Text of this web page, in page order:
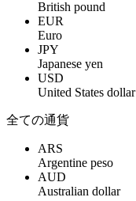
British pound
EUR
Euro
JPY
Japanese yen
USD
United States dollar
全ての通貨
ARS
Argentine peso
AUD
Australian dollar